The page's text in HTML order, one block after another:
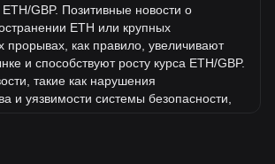
(GBP).
к GBP?
обменный курс между Ethereum
фунтом стерлингов (GBP). Он
фунтов стоит один ETH в
GBP. Позитивные новости о
ETH или крупных
прорывах, как правило, увеличивают
и способствуют росту курса ETH/GBP.
такие как нарушения
и уязвимости системы безопасности,